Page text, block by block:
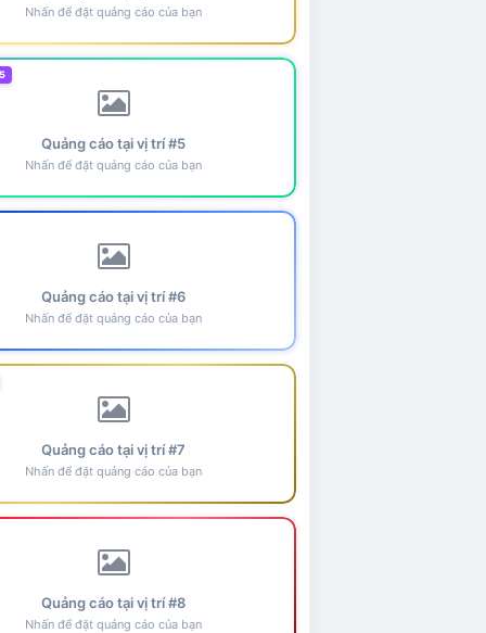
Nhấn để đặt quảng cáo của bạn
Quảng cáo tại vị trí #5
Nhấn để đặt quảng cáo của bạn
Quảng cáo tại vị trí #6
Nhấn để đặt quảng cáo của bạn
Quảng cáo tại vị trí #7
Nhấn để đặt quảng cáo của bạn
Quảng cáo tại vị trí #8
Nhấn để đặt quảng cáo của bạn